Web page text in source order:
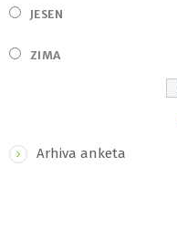
JESEN
ZIMA
Arhiva anketa